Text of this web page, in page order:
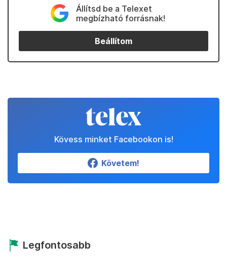
Állítsd be a Telexet
megbízható forrásnak!
Beállítom
Kövess minket Facebookon is!
Követem!
Legfontosabb